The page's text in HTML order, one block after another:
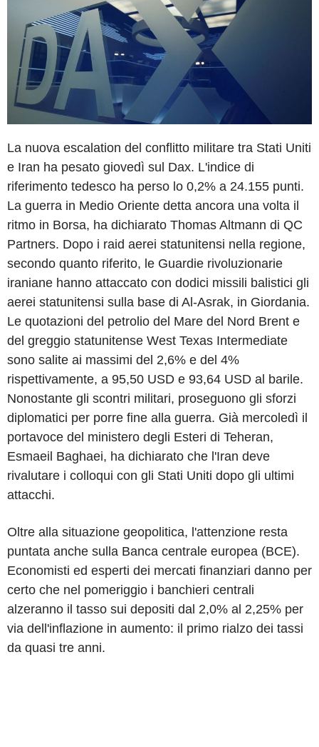
La nuova escalation del conflitto militare tra Stati Uniti
e Iran ha pesato giovedì sul Dax. L'indice di
riferimento tedesco ha perso lo 0,2% a 24.155 punti.
La guerra in Medio Oriente detta ancora una volta il
ritmo in Borsa, ha dichiarato Thomas Altmann di QC
Partners. Dopo i raid aerei statunitensi nella regione,
secondo quanto riferito, le Guardie rivoluzionarie
iraniane hanno attaccato con dodici missili balistici gli
aerei statunitensi sulla base di Al-Asrak, in Giordania.
Le quotazioni del petrolio del Mare del Nord Brent e
del greggio statunitense West Texas Intermediate
sono salite ai massimi del 2,6% e del 4%
rispettivamente, a 95,50 USD e 93,64 USD al barile.
Nonostante gli scontri militari, proseguono gli sforzi
diplomatici per porre fine alla guerra. Già mercoledì il
portavoce del ministero degli Esteri di Teheran,
Esmaeil Baghaei, ha dichiarato che l'Iran deve
rivalutare i colloqui con gli Stati Uniti dopo gli ultimi
attacchi.
Oltre alla situazione geopolitica, l'attenzione resta
puntata anche sulla Banca centrale europea (BCE).
Economisti ed esperti dei mercati finanziari danno per
certo che nel pomeriggio i banchieri centrali
alzeranno il tasso sui depositi dal 2,0% al 2,25% per
via dell'inflazione in aumento: il primo rialzo dei tassi
da quasi tre anni.